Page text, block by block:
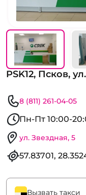
PSK12, Псков,
8 (811) 261-04-05
Пн-Пт 10:00-
ул. Звездная, 5
57.83701,
Вызвать такси